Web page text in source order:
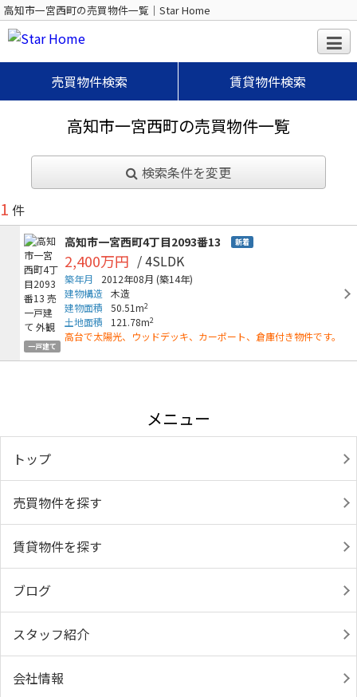
高知市一宮西町の売買物件一覧｜Star Home
売買物件検索 賃貸物件検索
高知市一宮西町の売買物件一覧
検索条件を変更
1 件
一戸建て
高知市一宮西町4丁目2093番13 新着
2,400万円 / 4SLDK
築年月 2012年08月 (築14年)
建物構造 木造
建物面積
50.51m2
土地面積 121.78m2
高台で太陽光、ウッドデッキ、カーポート、倉庫付き物件です。
メニュー
トップ
売買物件を探す
賃貸物件を探す
ブログ
スタッフ紹介
会社情報